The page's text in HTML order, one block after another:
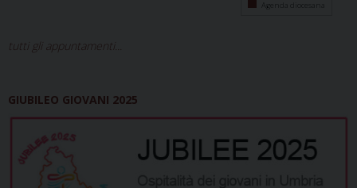
Agenda diocesana
tutti gli appuntamenti...
GIUBILEO GIOVANI 2025